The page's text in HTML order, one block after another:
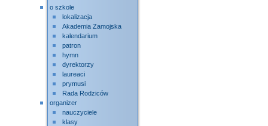
o szkole
lokalizacja
Akademia Zamojska
kalendarium
patron
hymn
dyrektorzy
laureaci
prymusi
Rada Rodziców
organizer
nauczyciele
klasy